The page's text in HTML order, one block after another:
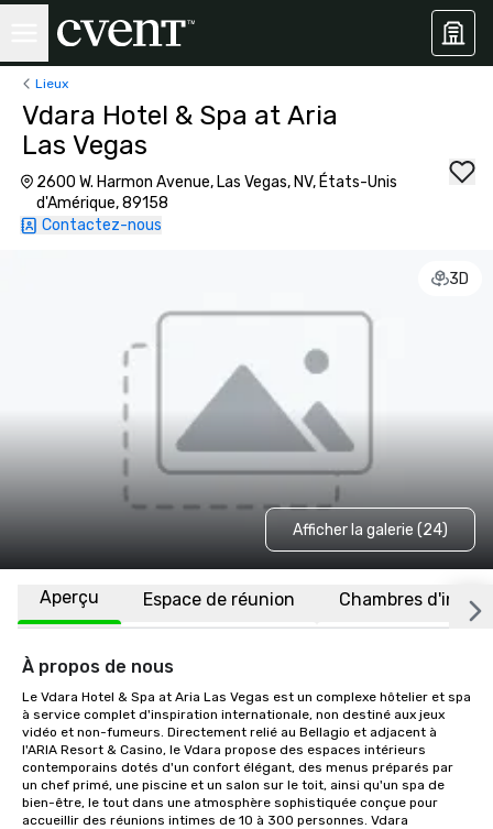
Lieux
Vdara Hotel & Spa at Aria
Las Vegas
2600 W. Harmon Avenue, Las Vegas, NV, États-Unis
d'Amérique, 89158
Contactez-nous
3D
Afficher la galerie (24)
Aperçu Espace de réunion Chambres
À propos de nous
Le Vdara Hotel & Spa at Aria Las Vegas est un complexe hôtelier et spa
à service complet d'inspiration internationale, non destiné aux jeux
vidéo et non-fumeurs. Directement relié au Bellagio et adjacent à
l'ARIA Resort & Casino, le Vdara propose des espaces intérieurs
contemporains dotés d'un confort élégant, des menus préparés par
un chef primé, une piscine et un salon sur le toit, ainsi qu'un spa de
bien-être, le tout dans une atmosphère sophistiquée conçue pour
accueillir des réunions intimes de 10 à 300 personnes. Vdara